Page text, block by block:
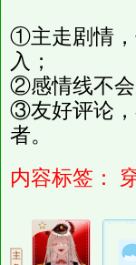
①主走剧情，
入；
②感情线不会
③友好评论，
者。
内容标签：